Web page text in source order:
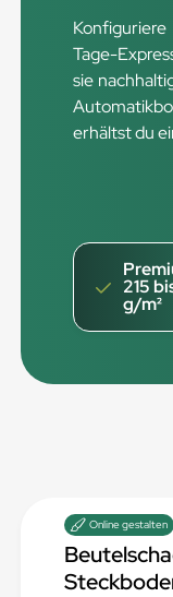
Tage-
sie
erhältst du
215
g/m²
Online gestalten